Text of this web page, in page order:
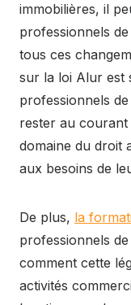
immobilières, il
professionnels
tous ces
sur la loi Alur est
professionnels
rester au courant
domaine du droit
aux besoins de
De plus, la
professionnels
comment cette
activités